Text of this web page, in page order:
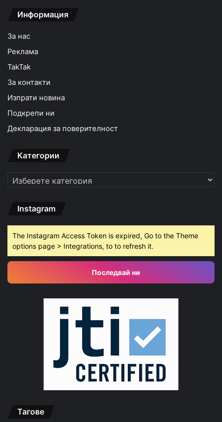
Информация
За нас
Реклама
TakTak
За контакти
Изпрати новина
Подкрепи ни
Декларация за поверителност
Категории
Категории
Instagram
The Instagram Access Token is expired, Go to the Theme
options page > Integrations, to to refresh it.
Последвай ни
Тагове